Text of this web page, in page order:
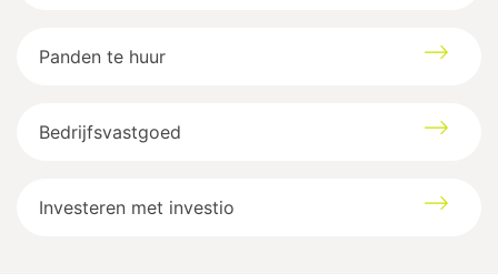
Panden te huur
Bedrijfsvastgoed
Investeren met investio